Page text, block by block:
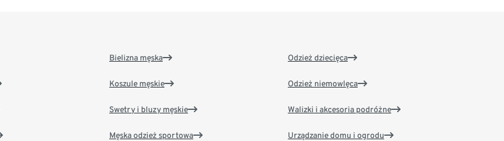
Bielizna męska
Koszule męskie
Swetry i bluzy męskie
Męska odzież sportowa
Odzież dziecięca
Odzież niemowlęca
Walizki i akcesoria podróżne
Urządzanie domu i ogrodu